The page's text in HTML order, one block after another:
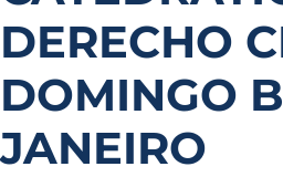
DERECHO
DOMINGO
JANEIRO